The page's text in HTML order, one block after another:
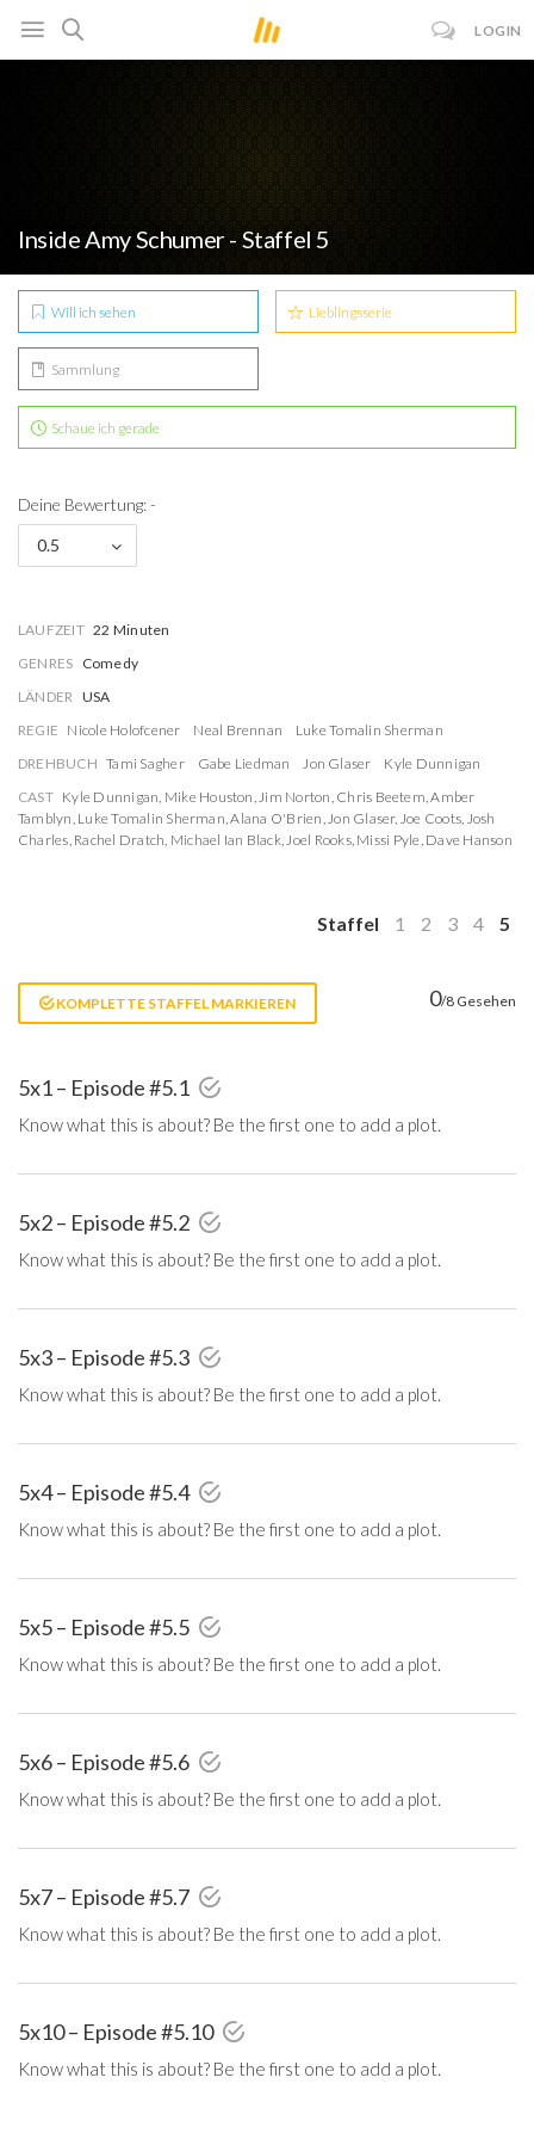
LOGIN
Inside Amy Schumer - Staffel 5
Will ich sehen Lieblingsserie
Sammlung
Schaue ich gerade
Deine Bewertung: -
0.5
LAUFZEIT 22 Minuten
GENRES Comedy
LÄNDER USA
REGIE Nicole Holofcener Neal Brennan
Luke Tomalin Sherman
DREHBUCH Tami Sagher Gabe Liedman Jon Glaser
Kyle Dunnigan
CAST Kyle Dunnigan, Mike Houston,Jim Norton, Chris Beetem,Amber
Tamblyn, Luke Tomalin Sherman,Alana O'Brien,Jon Glaser, Joe Coots, Josh
Charles, Rachel Dratch, Michael Ian Black,Joel Rooks, Missi Pyle, Dave Hanson
Staffel 1 2 3 4 5
KOMPLETTE STAFFEL MARKIEREN 0/8 Gesehen
5x1 – Episode #5.1
Know what this is about? Be the first one to add a plot.
5x2 – Episode #5.2
Know what this is about? Be the first one to add a plot.
5x3 – Episode #5.3
Know what this is about? Be the first one to add a plot.
5x4 – Episode #5.4
Know what this is about? Be the first one to add a plot.
5x5 – Episode #5.5
Know what this is about? Be the first one to add a plot.
5x6 – Episode #5.6
Know what this is about? Be the first one to add a plot.
5x7 – Episode #5.7
Know what this is about? Be the first one to add a plot.
5x10 – Episode #5.10
Know what this is about? Be the first one to add a plot.